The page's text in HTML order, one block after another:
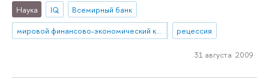
Наука IQ
Всемирный банк
мировой финансово-экономический кризис
рецессия
31 августа 2009